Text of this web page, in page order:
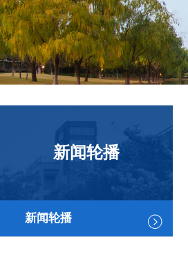
联系方式
科室简介
新闻轮播
新闻轮播